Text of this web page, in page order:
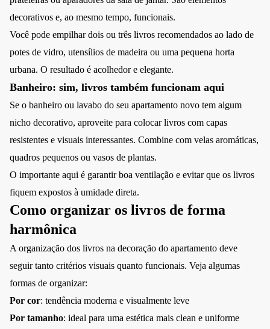
decorativos e, ao mesmo tempo, funcionais.
Você pode empilhar dois ou três livros recomendados ao lado de
potes de vidro, utensílios de madeira ou uma pequena horta
urbana. O resultado é acolhedor e elegante.
Banheiro: sim, livros também funcionam aqui
Se o banheiro ou lavabo do seu apartamento novo tem algum
nicho decorativo, aproveite para colocar livros com capas
resistentes e visuais interessantes. Combine com velas aromáticas,
quadros pequenos ou vasos de plantas.
O importante aqui é garantir boa ventilação e evitar que os livros
fiquem expostos à umidade direta.
Como organizar os livros de forma
harmônica
A organização dos livros na decoração do apartamento deve
seguir tanto critérios visuais quanto funcionais. Veja algumas
formas de organizar:
Por cor: tendência moderna e visualmente leve
Por tamanho: ideal para uma estética mais clean e uniforme